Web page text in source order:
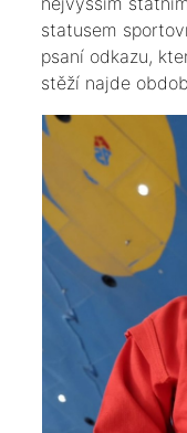
statusem
psaní odkazu,
stěží najde